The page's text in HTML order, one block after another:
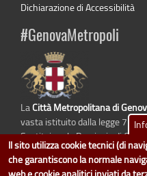
Dichiarazione di Accessibilità
#GenovaMetropoli
LaCittà Metropolitana di
vasta istituito dalla legge 7
Sostituisce la Provincia di
Il sito utilizza cookie tecnici (di
che garantiscono la normale